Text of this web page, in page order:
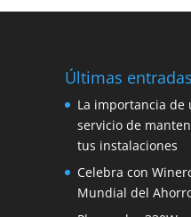
Últimas entradas
La importancia de
servicio de
tus instalaciones
Celebra con
Mundial del